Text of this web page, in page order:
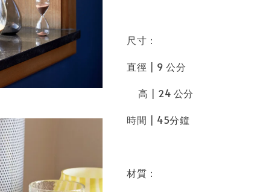
尺寸：
直徑 | 9 公分
高 | 24 公分
時間 | 45分鐘
材質：